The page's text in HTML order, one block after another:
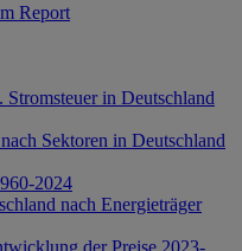
Report
in Deutschland
Sektoren in Deutschland
2024
nach Energieträger
der Preise 2023-